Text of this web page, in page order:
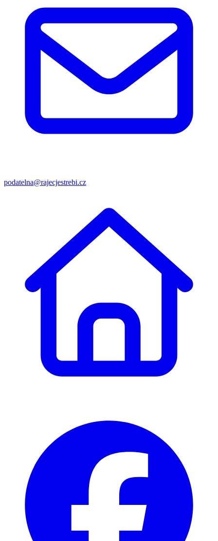
podatelna@rajecjestrebi.cz